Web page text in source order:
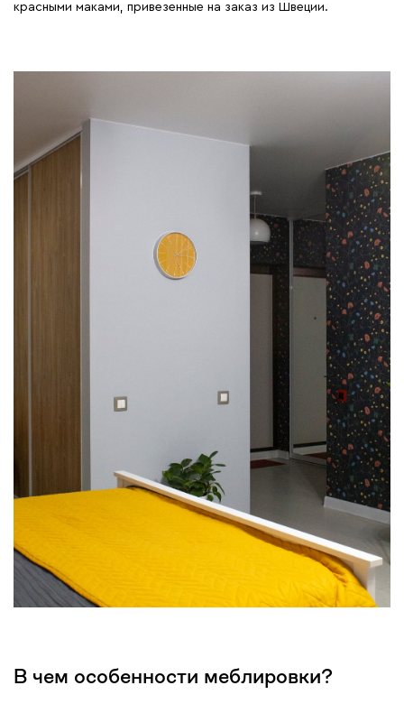
красными маками, привезенные на заказ из Швеции.
В чем особенности меблировки?